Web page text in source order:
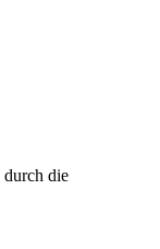
die